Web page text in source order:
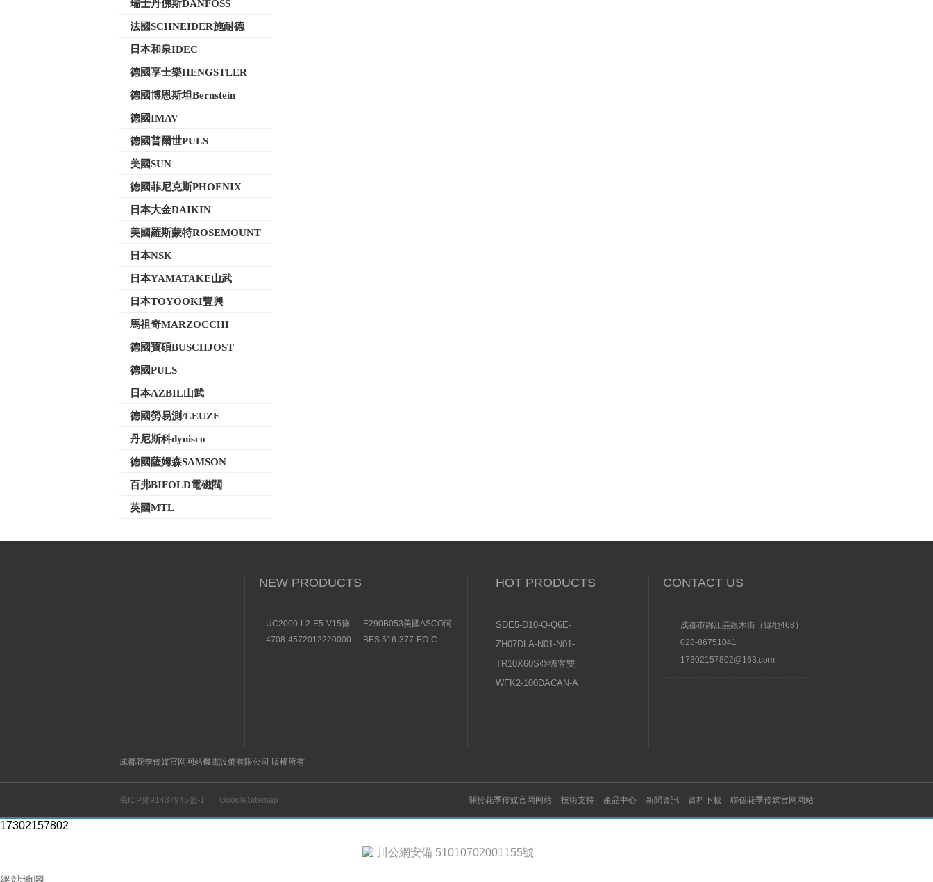
瑞士丹佛斯DANFOSS
法國SCHNEIDER施耐德
日本和泉IDEC
德國享士樂HENGSTLER
德國博恩斯坦Bernstein
德國IMAV
德國普爾世PULS
美國SUN
德國菲尼克斯PHOENIX
日本大金DAIKIN
美國羅斯蒙特ROSEMOUNT
日本NSK
日本YAMATAKE山武
日本TOYOOKI豐興
馬祖奇MARZOCCHI
德國寶碩BUSCHJOST
德國PULS
日本AZBIL山武
德國勞易測/LEUZE
丹尼斯科dynisco
德國薩姆森SAMSON
百弗BIFOLD電磁閥
英國MTL
NEW PRODUCTS
UC2000-L2-E5-V15德
國P+F倍加福超聲波傳感
E290B053美國ASCO阿
斯卡氣控式角座閥290係
4708-4572012220000-
BES 516-377-EO-C-
HOT PRODUCTS
SDE5-D10-O-Q6E-
P-KFESTO費斯托壓
ZH07DLA-N01-N01-
N01日本SMC真空發
TR10X60S亞德客雙
軸氣缸常見問題及原
WFK2-100DACAN-A
CONTACT US
成都市錦江區銀木街（綠地468）
028-86751041
17302157802@163.com
成都花季传媒官网网站機電設備有限公司 版權所有
蜀ICP備91437945號-1 GoogleSitemap 關於花季传媒官网网站 技術支持 產品中心 新聞資訊 資料下載 聯係花季传媒官网网站
17302157802
川公網安備 51010702001155號